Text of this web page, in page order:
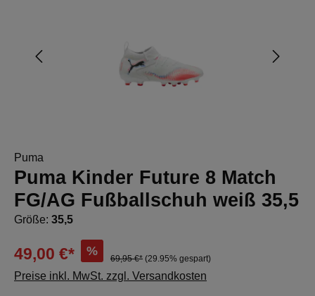
Puma
Puma Kinder Future 8 Match
FG/AG Fußballschuh weiß 35,5
Größe: 35,5
49,00 €* %
69,95 €* (29.95% gespart)
Preise inkl. MwSt. zzgl. Versandkosten